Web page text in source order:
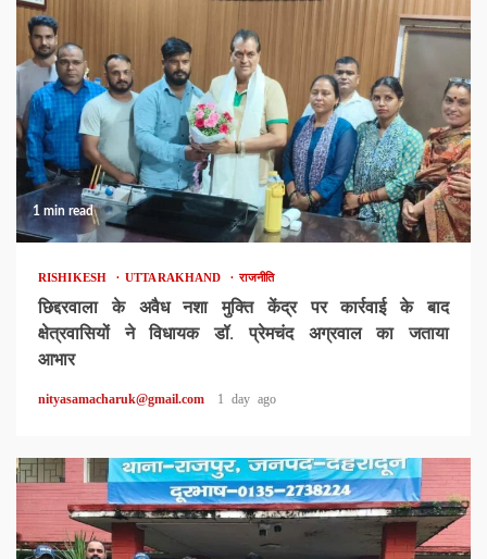
1 min read
RISHIKESH UTTARAKHAND राजनीति
छिद्दरवाला के अवैध नशा मुक्ति केंद्र पर कार्रवाई के बाद
क्षेत्रवासियों ने विधायक डॉ. प्रेमचंद अग्रवाल का जताया
आभार
nityasamacharuk@gmail.com 1 day ago